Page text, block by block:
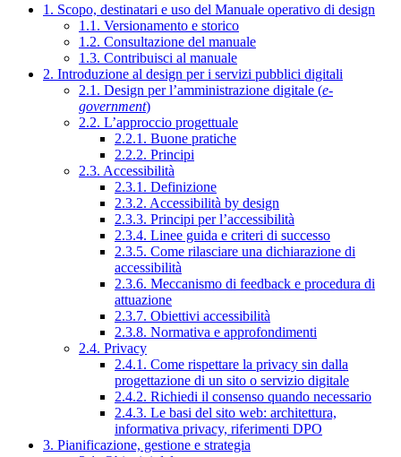
1. Scopo, destinatari e uso del Manuale operativo di design
1.1. Versionamento e storico
1.2. Consultazione del manuale
1.3. Contribuisci al manuale
2. Introduzione al design per i servizi pubblici digitali
2.1. Design per l’amministrazione digitale (e-
government)
2.2. L’approccio progettuale
2.2.1. Buone pratiche
2.2.2. Principi
2.3. Accessibilità
2.3.1. Definizione
2.3.2. Accessibilità by design
2.3.3. Principi per l’accessibilità
2.3.4. Linee guida e criteri di successo
2.3.5. Come rilasciare una dichiarazione di
accessibilità
2.3.6. Meccanismo di feedback e procedura di
attuazione
2.3.7. Obiettivi accessibilità
2.3.8. Normativa e approfondimenti
2.4. Privacy
2.4.1. Come rispettare la privacy sin dalla
progettazione di un sito o servizio digitale
2.4.2. Richiedi il consenso quando necessario
2.4.3. Le basi del sito web: architettura,
informativa privacy, riferimenti DPO
3. Pianificazione, gestione e strategia